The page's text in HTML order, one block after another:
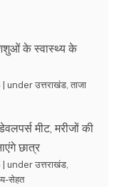
के स्वास्थ्य के
| underउत्तराखंड ताजा
मीट, मरीजों की
छात्र
| underउत्तराखंड
सेहत